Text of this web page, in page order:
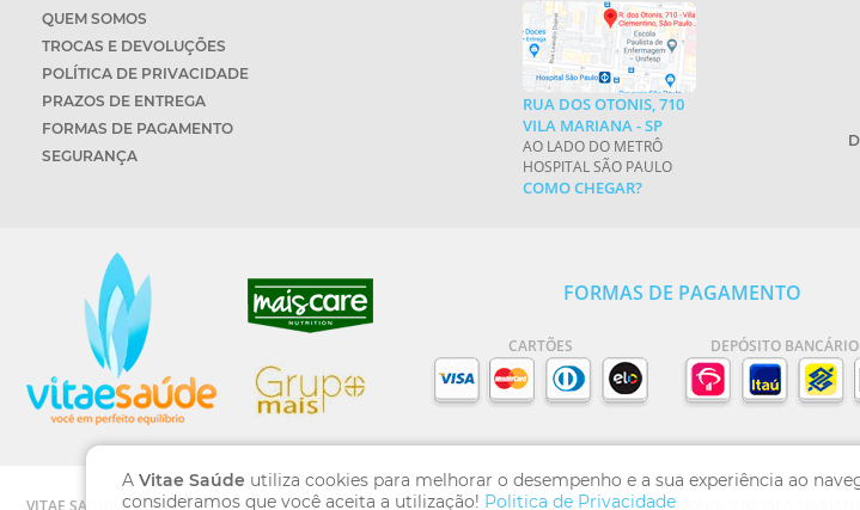
A Vitae Saúde utiliza cookies para melhorar o desempenho e a sua experiência ao
consideramos que você aceita a utilização! Politica de Privacidade
QUEM SOMOS
TROCAS E DEVOLUÇÕES
POLÍTICA DE PRIVACIDADE
PRAZOS DE ENTREGA
FORMAS DE PAGAMENTO
SEGURANÇA
RUA DOS OTONIS, 710
VILA MARIANA - SP
AO LADO DO METRÔ
HOSPITAL SÃO PAULO
COMO CHEGAR?
FORMAS DE PAGAMENTO
CARTÕES DEPÓSITO
VITAE SAÚDE | DOMÍNIO WWW.VITAESAUDE.COM.BR SÃO MARCAS REGISTRADAS - RUA DOS OTONIS, 710, VILA